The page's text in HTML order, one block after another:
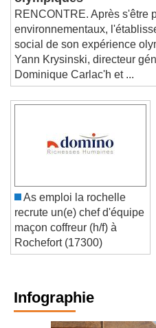
olympiques
RENCONTRE. Après s'être
environnementaux,
social de son expérience
Yann Krysinski, directeur
Dominique Carlac'h et ...
As emploi la rochelle
recrute un(e) chef d'équipe
maçon coffreur (h/f) à
Rochefort (17300)
Infographie